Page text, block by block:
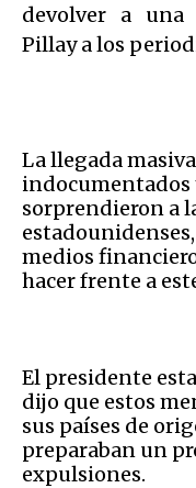
devolver a una
Pillay a los
La llegada
indocumentados
sorprendieron a
medios
hacer frente a
El presidente
dijo que estos
sus países de
preparaban un
expulsiones.